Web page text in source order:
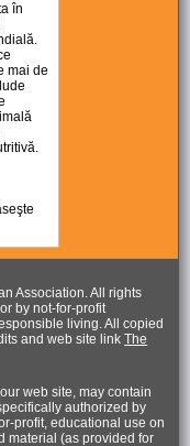
în
mai de
Association. All rights
by not-for-profit
living. All copied
and web site linkThe
web site, may contain
authorized by
profit, educational use on
material (as provided for